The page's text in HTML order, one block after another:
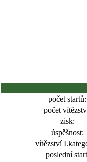
počet startů:
počet
zisk:
úspěšnost:
vítězství
poslední